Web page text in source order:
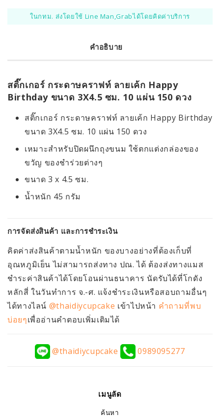
ในกทม. ส่งโดยใช้ Line Man,Grabได้โดยคิดค่าบริการ
คำอธิบาย
สติ๊กเกอร์ กระดาษคราฟท์ ลายเค้ก Happy
Birthday ขนาด 3X4.5 ซม. 10 แผ่น 150 ดวง
สติ๊กเกอร์ กระดาษคราฟท์ ลายเค้ก Happy Birthday
ขนาด 3X4.5 ซม. 10 แผ่น 150 ดวง
เหมาะสำหรับปิดผนึกถุงขนม ใช้ตกแต่งกล่องของ
ขวัญ ของชำร่วยต่างๆ
ขนาด 3 x 4.5 ซม.
น้ำหนัก 45 กรัม
การจัดส่งสินค้า และการชำระเงิน
คิดค่าส่งสินค้าตามน้ำหนัก ของบางอย่างที่ต้องเก็บที่
อุณหภูมิเย็น ไม่สามารถส่งทาง ปณ. ได้ ต้องส่งทางแมส
ชำระค่าสินค้าได้โดยโอนผ่านธนาคาร นัดรับได้ที่โกดัง
หลักสี่ ในวันทำการ จ.-ศ. แจ้งชำระเงินหรือสอบถามอื่นๆ
ได้ทางไลน์ @thaidiycupcake เข้าไปหน้า คำถามที่พบ
บ่อยๆเพื่ออ่านคำตอบเพิ่มเติมได้
@thaidiycupcake 0989095277
เมนูลัด
ค้นหา